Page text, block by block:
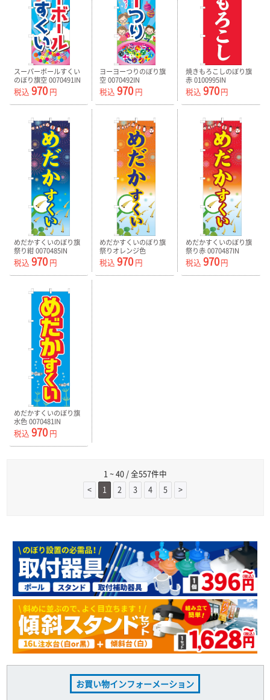
スーパーボールすくい
のぼり旗空 0070491IN
税込 970 円
ヨーヨーつりのぼり旗
空 0070492IN
税込 970円
焼きもろこしのぼり旗
赤 0100995IN
税込 970円
めだかすくいのぼり旗
祭り紺 0070485IN
税込 970 円
めだかすくいのぼり旗
祭りオレンジ色
0070486IN
税込 970円
めだかすくいのぼり旗
祭り赤 0070487IN
税込 970円
めだかすくいのぼり旗
水色 0070481IN
税込 970 円
1 ~ 40 / 全557件中
<
1 2 3 4 5 >
お買い物インフォーメーション